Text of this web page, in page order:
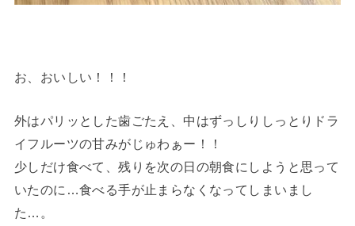
お、おいしい！！！
外はパリッとした歯ごたえ、中はずっしりしっとりドラ
イフルーツの甘みがじゅわぁー！！
少しだけ食べて、残りを次の日の朝食にしようと思って
いたのに…食べる手が止まらなくなってしまいまし
た…。